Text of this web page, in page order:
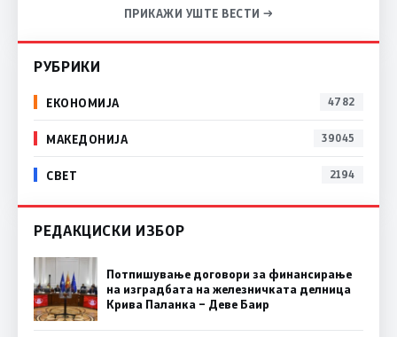
ПРИКАЖИ УШТЕ ВЕСТИ →
РУБРИКИ
ЕКОНОМИЈА 4782
МАКЕДОНИЈА 39045
СВЕТ 2194
РЕДАКЦИСКИ ИЗБОР
Потпишување договори за финансирање
на изградбата на железничката делница
Крива Паланка – Деве Баир